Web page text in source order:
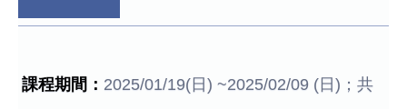
課程期間： 2025/01/19(日) ~2025/02/09 (日)；共